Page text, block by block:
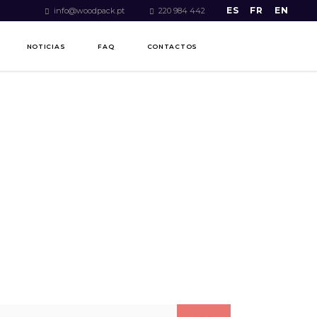
info@woodpack.pt 220 984 442 ES FR EN
NOTICIAS FAQ CONTACTOS